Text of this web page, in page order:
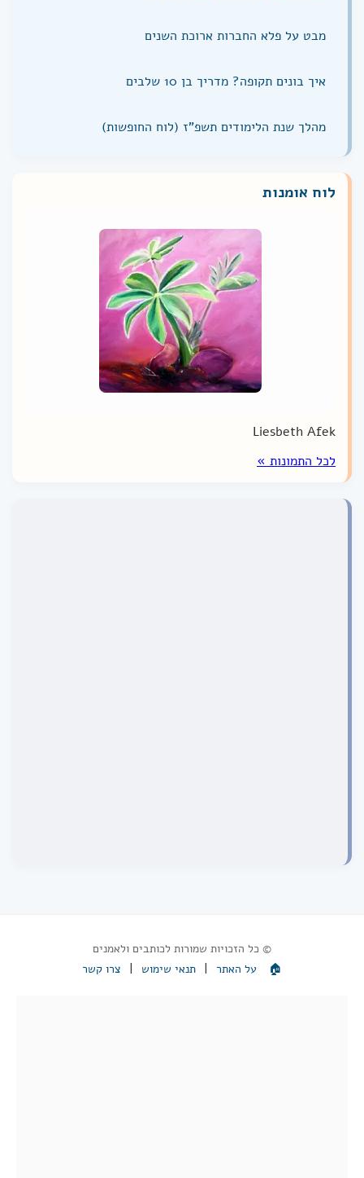
מבט על פלא החברות ארוכת השנים
איך בונים תקופה? מדריך בן 10 שלבים
מהלך שנת הלימודים תשפ"ז (לוח החופשות)
לוח אומנות
Liesbeth Afek
לכל התמונות »
© כל הזכויות שמורות לכותבים ולאמנים
🏠
על האתר | תנאי שימוש | צרו קשר